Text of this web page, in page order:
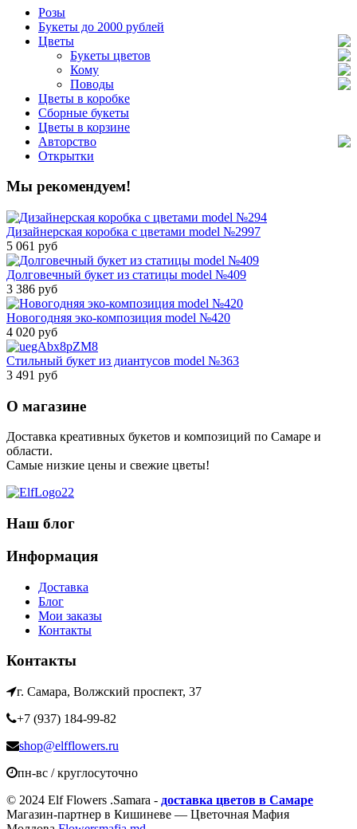
Розы
Букеты до 2000 рублей
Цветы
Букеты цветов
Кому
Поводы
Цветы в коробке
Сборные букеты
Цветы в корзине
Авторство
Открытки
Мы рекомендуем!
Дизайнерская коробка с цветами model №2997
5 061 руб
Долговечный букет из статицы model №409
3 386 руб
Новогодняя эко-композиция model №420
4 020 руб
Стильный букет из диантусов model №363
3 491 руб
О магазине
Доставка креативных букетов и композиций по Самаре и
области.
Самые низкие цены и свежие цветы!
Наш блог
Информация
Доставка
Блог
Мои заказы
Контакты
Контакты
г. Самара, Волжский проспект, 37
+7 (937) 184-99-82
shop@elfflowers.ru
пн-вс / круглосуточно
© 2024 Elf Flowers .Samara - доставка цветов в Самаре
Магазин-партнер в Кишиневе — Цветочная Мафия